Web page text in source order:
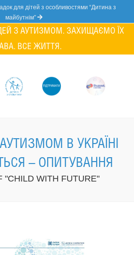
для дітей з особливостями “Дитина з
майбутнім”
З АУТИЗМОМ. ЗАХИЩАЄМО ЇХ
ВСЕ ЖИТТЯ.
В УКРАЇНІ
– ОПИТУВАННЯ
"CHILD WITH FUTURE"